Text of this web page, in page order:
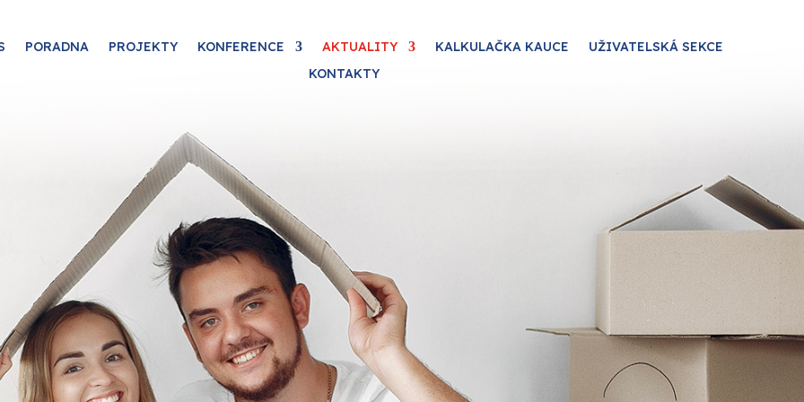
PORADNA PROJEKTY KONFERENCE AKTUALITY KALKULAČKA KAUCE
UŽIVATELSKÁ SEKCE
KONTAKTY